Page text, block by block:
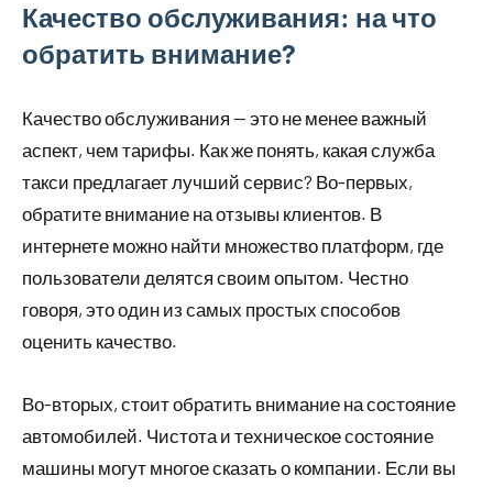
Качество обслуживания: на что
обратить внимание?
Качество обслуживания — это не менее важный
аспект, чем тарифы. Как же понять, какая служба
такси предлагает лучший сервис? Во-первых,
обратите внимание на отзывы клиентов. В
интернете можно найти множество платформ, где
пользователи делятся своим опытом. Честно
говоря, это один из самых простых способов
оценить качество.
Во-вторых, стоит обратить внимание на состояние
автомобилей. Чистота и техническое состояние
машины могут многое сказать о компании. Если вы